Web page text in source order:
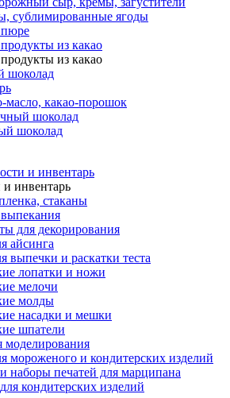
сублимированные ягоды
из какао
из какао
шоколад
масло, какао-порошок
шоколад
шоколад
и инвентарь
инвентарь
стаканы
для декорирования
айсинга
выпечки и раскатки теста
лопатки и ножи
мелочи
молды
насадки и мешки
шпатели
моделирования
мороженого и кондитерских изделий
наборы печатей для марципана
кондитерских изделий